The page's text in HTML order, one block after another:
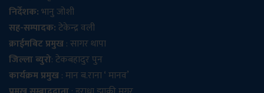
निर्देशक:भानु जोशी
सह-सम्पादक:टेकेन्द्र वली
क्राईमबिट प्रमुख: सागर थापा
जिल्ला ब्युरो: टेकबहादुर पुन
कार्यक्रम प्रमुख: मान ब.राना ‘ मानव’